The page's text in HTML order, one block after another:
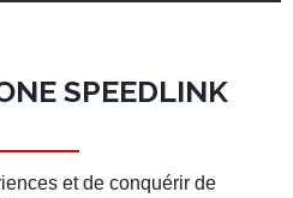
SPEEDLINK
et de conquérir de